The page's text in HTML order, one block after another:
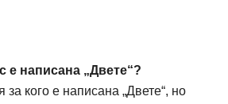
е написана „Двете“?
за кого е написана „Двете“, но